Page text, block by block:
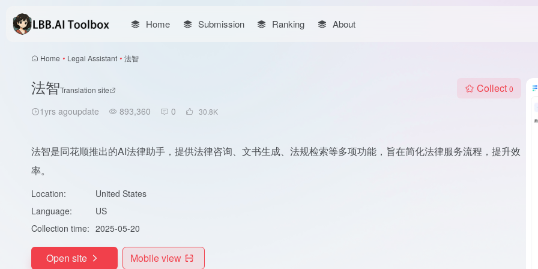
Home Submission Ranking About
Home • Legal Assistant • 法智
法智Translation site
1yrs agoupdate 893,360 0 30.8K
Collect 0
法智是同花顺推出的AI法律助手，提供法律咨询、文书生成、法规检索等多项功能，旨在简化法律服务流程，提升效
率。
Location:
United States
Language:
US
Collection time: 2025-05-20
Open site Mobile view